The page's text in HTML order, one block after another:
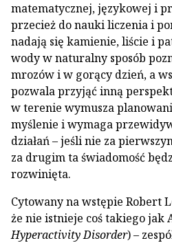
matematycznej, językowej i
przecież do nauki liczenia i
nadają się kamienie, liście i
wody w naturalny sposób
mrozów i w gorący dzień, a
pozwala przyjąć inną
w terenie wymusza
myślenie i wymaga
działań – jeśli nie za
za drugim ta świadomość
rozwinięta.
Cytowany na wstępie Robert
że nie istnieje coś takiego jak
Hyperactivity Disorder) –